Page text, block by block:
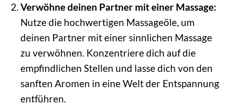
Verwöhne deinen Partner mit einer Massage:
Nutze die hochwertigen Massageöle, um
deinen Partner mit einer sinnlichen Massage
zu verwöhnen. Konzentriere dich auf die
empfindlichen Stellen und lasse dich von den
sanften Aromen in eine Welt der Entspannung
entführen.